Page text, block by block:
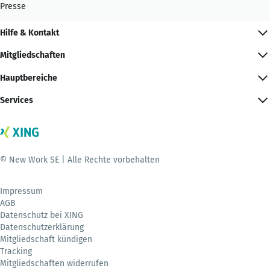
Presse
Hilfe & Kontakt
Mitgliedschaften
Hauptbereiche
Services
© New Work SE | Alle Rechte vorbehalten
Impressum
AGB
Datenschutz bei XING
Datenschutzerklärung
Mitgliedschaft kündigen
Tracking
Mitgliedschaften widerrufen